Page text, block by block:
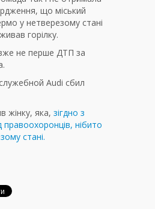
що міський
у нетверезому стані
горілку.
не перше ДТП за
жінку, яка, зігдно з
правоохоронців, нібито
стані.